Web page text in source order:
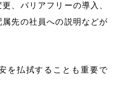
、バリアフリーの導入、
先の社員への説明などが
を払拭することも重要で